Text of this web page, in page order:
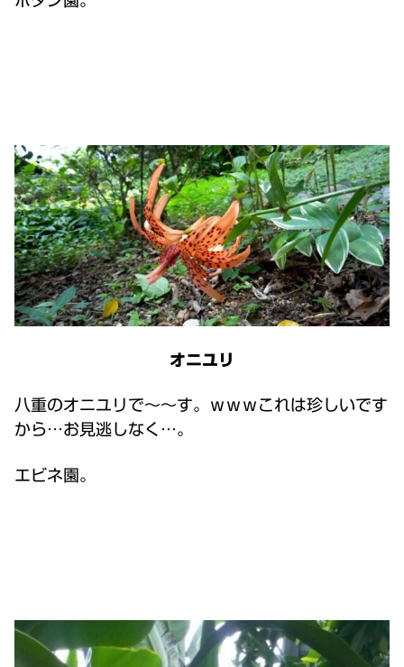
オニユリ
八重のオニユリで～～す。ｗｗｗこれは珍しいです
から…お見逃しなく…。
エビネ園。